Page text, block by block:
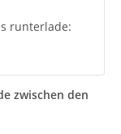
runterlade:
zwischen den